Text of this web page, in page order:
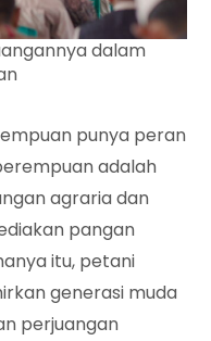
dalam
punya peran
adalah
agraria dan
pangan
itu, petani
generasi muda
perjuangan